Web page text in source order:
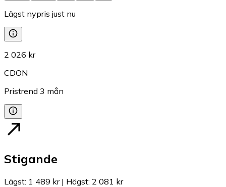
Lägst nypris just nu
2 026 kr
CDON
Pristrend 3 mån
Stigande
Lägst: 1 489 kr| Högst: 2 081 kr